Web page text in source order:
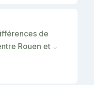
de
Rouen et ⌄